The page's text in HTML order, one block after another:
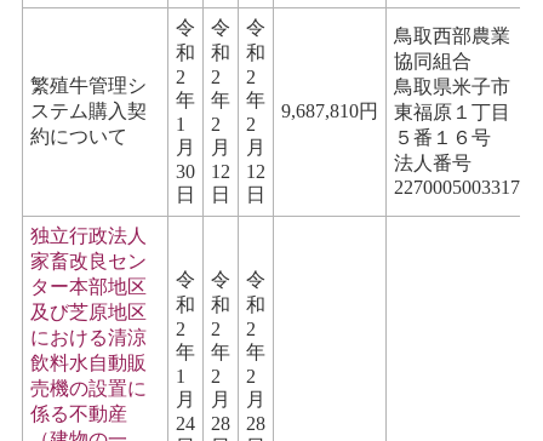
繁殖牛管理シ
ステム購入契
約について
令
和
2
年
1
月
30
日
令
和
2
年
2
月
12
日
令
和
2
年
2
月
12
日
9,687,810円
鳥取西部農業
協同組合
鳥取県米子市
東福原１丁目
５番１６号
法人番号
2270005003317
独立行政法人
家畜改良セン
ター本部地区
及び芝原地区
における清涼
飲料水自動販
売機の設置に
係る不動産
令
和
2
年
1
月
24
令
和
2
年
2
月
28
令
和
2
年
2
月
28